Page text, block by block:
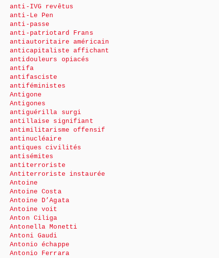
anti-IVG revêtus
anti-Le Pen
anti-passe
anti-patriotard Frans
antiautoritaire américain
anticapitaliste affichant
antidouleurs opiacés
antifa
antifasciste
antiféministes
Antigone
Antigones
antiguérilla surgi
antillaise signifiant
antimilitarisme offensif
antinucléaire
antiques civilités
antisémites
antiterroriste
Antiterroriste instaurée
Antoine
Antoine Costa
Antoine D’Agata
Antoine voit
Anton Ciliga
Antonella Monetti
Antoni Gaudi
Antonio échappe
Antonio Ferrara